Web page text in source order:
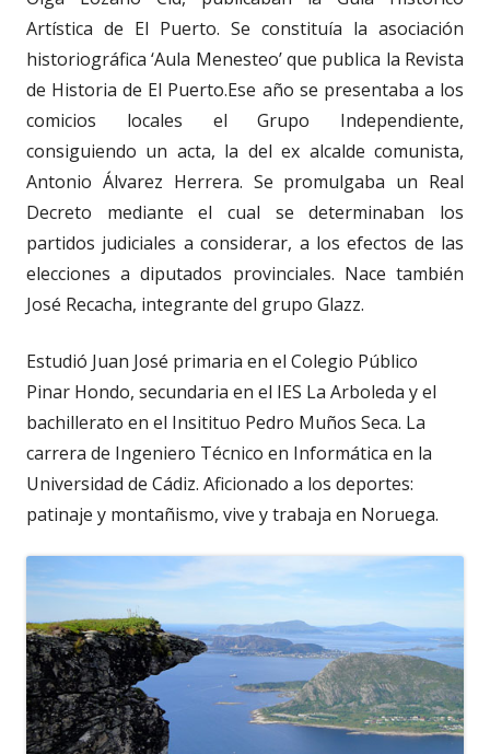
Artística de El Puerto. Se constituía la asociación
historiográfica ‘Aula Menesteo’ que publica la Revista
de Historia de El Puerto.Ese año se presentaba a los
comicios locales el Grupo Independiente,
consiguiendo un acta, la del ex alcalde comunista,
Antonio Álvarez Herrera. Se promulgaba un Real
Decreto mediante el cual se determinaban los
partidos judiciales a considerar, a los efectos de las
elecciones a diputados provinciales. Nace también
José Recacha, integrante del grupo Glazz.
Estudió Juan José primaria en el Colegio Público
Pinar Hondo, secundaria en el IES La Arboleda y el
bachillerato en el Insitituo Pedro Muños Seca. La
carrera de Ingeniero Técnico en Informática en la
Universidad de Cádiz. Aficionado a los deportes:
patinaje y montañismo, vive y trabaja en Noruega.